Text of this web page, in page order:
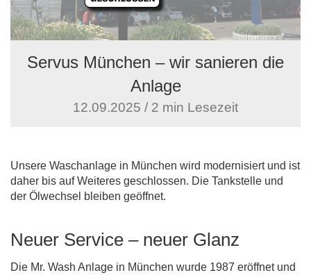
Servus München – wir sanieren die
Anlage
12.09.2025 / 2 min Lesezeit
Unsere Waschanlage in München wird modernisiert und ist
daher bis auf Weiteres geschlossen. Die Tankstelle und
der Ölwechsel bleiben geöffnet.
Neuer Service – neuer Glanz
Die Mr. Wash Anlage in München wurde 1987 eröffnet und